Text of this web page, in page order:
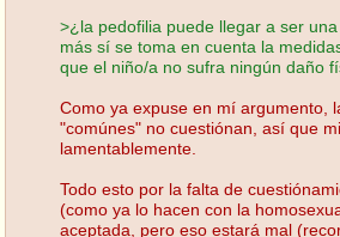
>¿la pedofilia puede llegar a ser
más sí se toma en cuenta la
que el niño/a no sufra ningún daño
Como ya expuse en mí argumento,
"comúnes" no cuestiónan, así que
lamentablemente.
Todo esto por la falta de
(como ya lo hacen con la
aceptada, pero eso estará mal